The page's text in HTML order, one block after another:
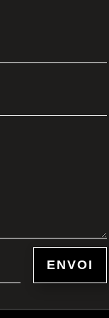
ENVOI